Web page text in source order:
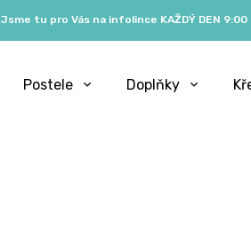
Jsme tu pro Vás na infolince KAŽDÝ DEN
Postele Doplňky